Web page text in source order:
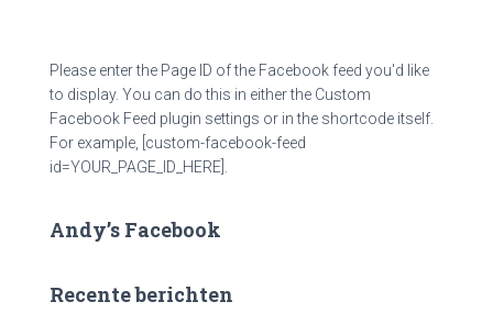
Please enter the Page ID of the Facebook feed you'd like
to display. You can do this in either the Custom
Facebook Feed plugin settings or in the shortcode itself.
For example, [custom-facebook-feed
id=YOUR_PAGE_ID_HERE].
Andy’s Facebook
Recente berichten